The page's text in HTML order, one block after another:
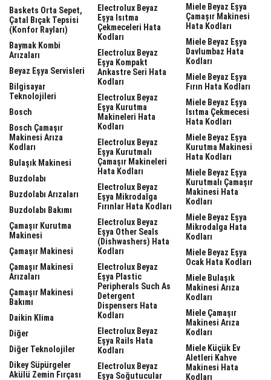
Baskets Orta Sepet,
Çatal Bıçak Tepsisi
(Konfor Rayları)
Baymak Kombi
Arızaları
Beyaz Eşya Servisleri
Bilgisayar
Teknolojileri
Bosch
Bosch Çamaşır
Makinesi Arıza
Kodları
Bulaşık Makinesi
Buzdolabı
Buzdolabı Arızaları
Buzdolabı Bakımı
Çamaşır Kurutma
Makinesi
Çamaşır Makinesi
Çamaşır Makinesi
Arızaları
Çamaşır Makinesi
Bakımı
Daikin Klima
Diğer
Diğer Teknolojiler
Dikey Süpürgeler
Akülü Zemin Fırçası
Electrolux Beyaz
Eşya Isıtma
Çekmeceleri Hata
Kodları
Electrolux Beyaz
Eşya Kompakt
Ankastre Seri Hata
Kodları
Electrolux Beyaz
Eşya Kurutma
Makineleri Hata
Kodları
Electrolux Beyaz
Eşya Kurutmalı
Çamaşır Makineleri
Hata Kodları
Electrolux Beyaz
Eşya Mikrodalga
Fırınlar Hata Kodları
Electrolux Beyaz
Eşya Other Seals
(dishwashers) Hata
Kodları
Electrolux Beyaz
Eşya Plastic
Peripherals Such As
Detergent
Dispensers Hata
Kodları
Electrolux Beyaz
Eşya Rails Hata
Kodları
Electrolux Beyaz
Eşya Soğutucular
Miele Beyaz Eşya
Çamaşır Makinesi
Hata Kodları
Miele Beyaz Eşya
Davlumbaz Hata
Kodları
Miele Beyaz Eşya
Fırın Hata Kodları
Miele Beyaz Eşya
Isıtma Çekmecesi
Hata Kodları
Miele Beyaz Eşya
Kurutma Makinesi
Hata Kodları
Miele Beyaz Eşya
Kurutmalı Çamaşır
Makinesi Hata
Kodları
Miele Beyaz Eşya
Mikrodalga Hata
Kodları
Miele Beyaz Eşya
Ocak Hata Kodları
Miele Bulaşık
Makinesi Arıza
Kodları
Miele Çamaşır
Makinesi Arıza
Kodları
Miele Küçük Ev
Aletleri Kahve
Makinesi Hata
Kodları